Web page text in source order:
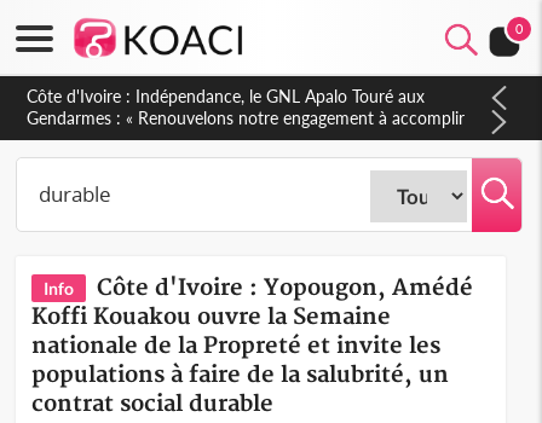
0
Sierra Leone : Un projet de réforme constitutionnelle en
gestation, points clés des amendements, un exclu d'avance
Info
Côte d'Ivoire : Yopougon, Amédé
Koffi Kouakou ouvre la Semaine
nationale de la Propreté et invite les
populations à faire de la salubrité, un
contrat social durable